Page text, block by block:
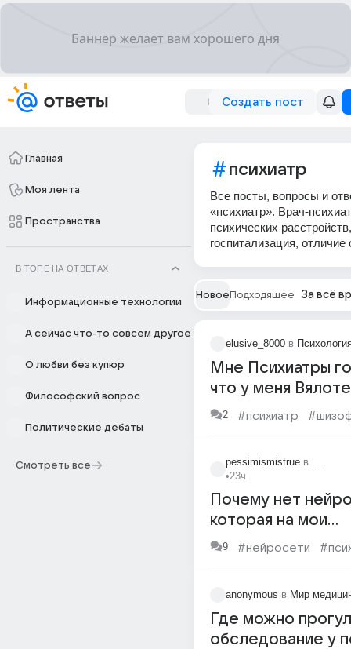
Создать пост
Главная
Моя лента
Пространства
В ТОПЕ НА ОТВЕТАХ
Информационные технологии
А сейчас что-то совсем другое
О любви без купюр
Философский вопрос
Политические дебаты
Смотреть все
психиатр
Все посты, вопросы и
«психиатр». Врач-
психических
госпитализация, отличие
Новое Подходящее За всё
elusive_8000 в
Мне Психиатры
что у меня
шизофрения, и
2 #психиатр
pessimismistrue в
•23ч
Почему нет
которая на мои
пиздострадания
прошедший
9 #нейросети
anonymous в Мир
Где можно
обследование у